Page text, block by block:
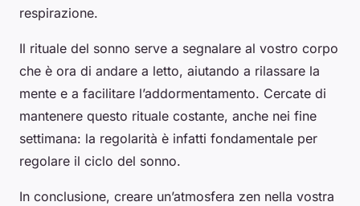
respirazione.
Il rituale del sonno serve a segnalare al vostro corpo
che è ora di andare a letto, aiutando a rilassare la
mente e a facilitare l’addormentamento. Cercate di
mantenere questo rituale costante, anche nei fine
settimana: la regolarità è infatti fondamentale per
regolare il ciclo del sonno.
In conclusione, creare un’atmosfera zen nella vostra